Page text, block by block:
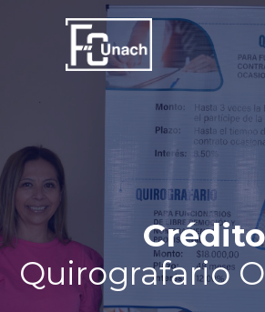
Crédito
Quirografario